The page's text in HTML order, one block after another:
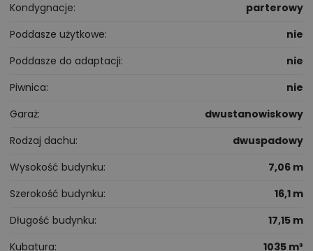
Kondygnacje
parterowy
Poddasze użytkowe
nie
Poddasze do adaptacji
nie
Piwnica
nie
Garaż
dwustanowiskowy
Rodzaj dachu
dwuspadowy
Wysokość budynku
7,06 m
Szerokość budynku
16,1 m
Długość budynku
17,15 m
Kubatura
1035 m³